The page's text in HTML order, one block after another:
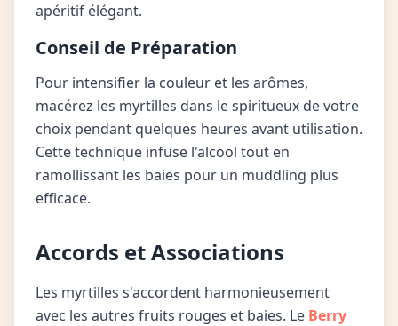
apéritif élégant.
Conseil de Préparation
Pour intensifier la couleur et les arômes,
macérez les myrtilles dans le spiritueux de votre
choix pendant quelques heures avant utilisation.
Cette technique infuse l'alcool tout en
ramollissant les baies pour un muddling plus
efficace.
Accords et Associations
Les myrtilles s'accordent harmonieusement
avec les autres fruits rouges et baies. Le Berry